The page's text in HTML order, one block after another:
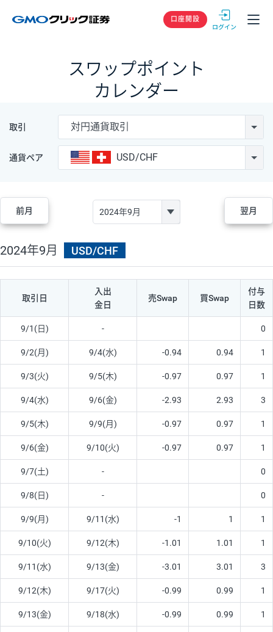
GMOクリック
口座開設
スワップポイント
カレンダー
取引 対円通貨取引
通貨ペア USD/CHF
前月 翌月
2024年9月 USD/CHF
取引日
入出
金日
売Swap 買Swap
付与
日数
9/1(日) - 0
9/2(月) 9/4(水) -0.94 0.94 1
9/3(火) 9/5(木) -0.97 0.97 1
9/4(水) 9/6(金) -2.93 2.93 3
9/5(木) 9/9(月) -0.97 0.97 1
9/6(金) 9/10(火) -0.97 0.97 1
9/7(土) - 0
9/8(日) - 0
9/9(月) 9/11(水) -1 1 1
9/10(火) 9/12(木) -1.01 1.01 1
9/11(水) 9/13(金) -3.01 3.01 3
9/12(木) 9/17(火) -0.99 0.99 1
9/13(金) 9/18(水) -0.99 0.99 1